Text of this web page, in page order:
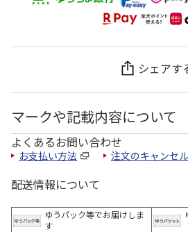
シェアす
マークや記載内容について
よくあるお問い合わせ
お支払い方法 注文のキャンセ
配送情報について
ゆうパック等でお届けしま
す